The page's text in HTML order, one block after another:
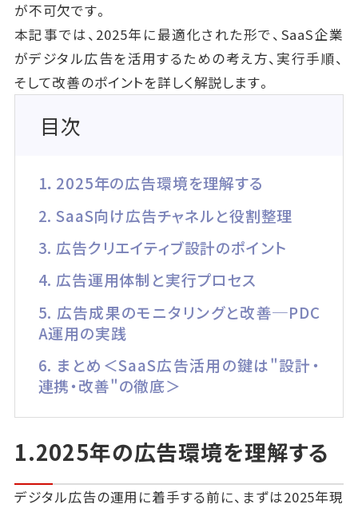
が不可欠です。
本記事では、2025年に最適化された形で、SaaS企業
がデジタル広告を活用するための考え方、実行手順、
そして改善のポイントを詳しく解説します。
目次
1．2025年の広告環境を理解する
2. SaaS向け広告チャネルと役割整理
3. 広告クリエイティブ設計のポイント
4. 広告運用体制と実行プロセス
5. 広告成果のモニタリングと改善─PDC
A運用の実践
6. まとめ＜SaaS広告活用の鍵は"設計・
連携・改善"の徹底＞
1.2025年の広告環境を理解する
デジタル広告の運用に着手する前に、まずは2025年現